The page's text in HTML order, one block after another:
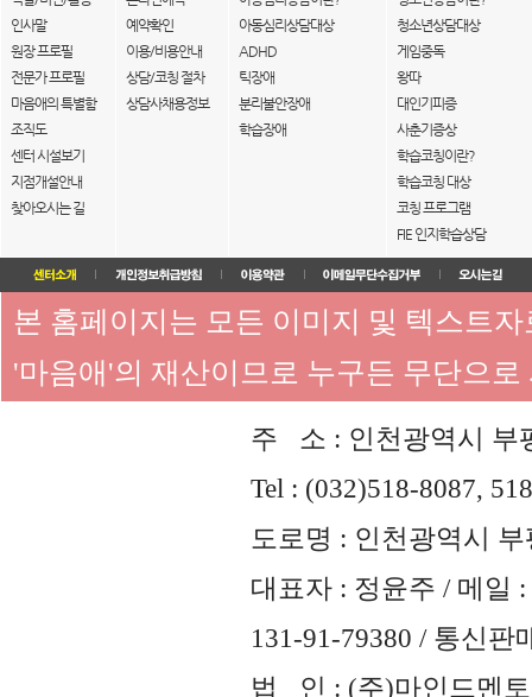
인사말
원장 프로필
전문가 프로필
마음애의 특별함
조직도
센터 시설보기
지점개설안내
찾아오시는 길
예약확인
이용/비용안내
상담/코칭 절차
상담사채용정보
아동심리상담대상
ADHD
틱장애
분리불안장애
학습장애
청소년상담대상
게임중독
왕따
대인기피증
사춘기증상
학습코칭이란?
학습코칭 대상
코칭 프로그램
FIE 인지학습상담
본 홈페이지는 모든 이미지 및 텍스트
'마음애'의 재산이므로 누구든 무단으
주 소 : 인천광역시 부
Tel : (032)518-8087,
도로명 : 인천광역시
대표자 : 정윤주 / 메일 :
131-91-79380 / 통신판
법 인 : (주)마인드멘토